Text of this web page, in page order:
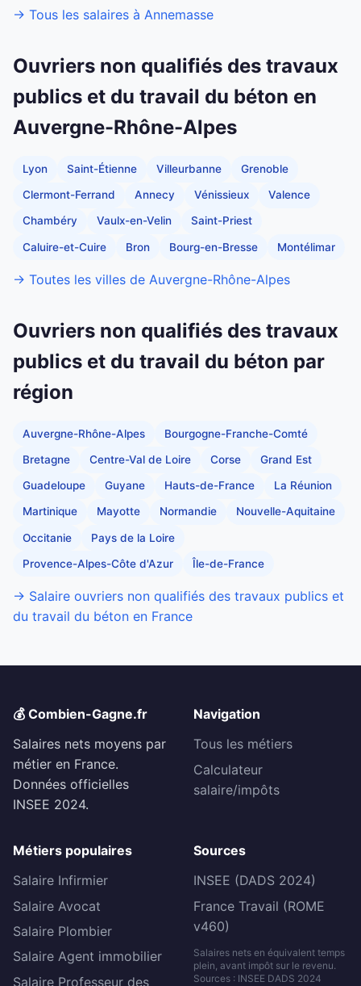
→ Tous les salaires à Annemasse
Ouvriers non qualifiés des travaux
publics et du travail du béton en
Auvergne-Rhône-Alpes
Lyon Saint-Étienne Villeurbanne Grenoble
Clermont-Ferrand Annecy Vénissieux Valence
Chambéry Vaulx-en-Velin Saint-Priest
Caluire-et-Cuire Bron Bourg-en-Bresse Montélimar
→ Toutes les villes de Auvergne-Rhône-Alpes
Ouvriers non qualifiés des travaux
publics et du travail du béton par
région
Auvergne-Rhône-Alpes Bourgogne-Franche-Comté
Bretagne Centre-Val de Loire Corse Grand Est
Guadeloupe Guyane Hauts-de-France La Réunion
Martinique Mayotte Normandie Nouvelle-Aquitaine
Occitanie Pays de la Loire
Provence-Alpes-Côte d'Azur Île-de-France
→ Salaire ouvriers non qualifiés des travaux publics et
du travail du béton en France
💰 Combien-Gagne.fr
Salaires nets moyens par
métier en France.
Données officielles
INSEE 2024.
Navigation
Tous les métiers
Calculateur
salaire/impôts
Métiers populaires
Salaire Infirmier
Salaire Avocat
Salaire Plombier
Salaire Agent immobilier
Salaire Professeur des
Sources
INSEE (DADS 2024)
France Travail (ROME
v460)
Salaires nets en équivalent temps
plein, avant impôt sur le revenu.
Sources : INSEE DADS 2024